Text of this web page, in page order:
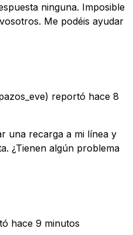
ninguna. Imposible
Me podéis ayudar
reportó hace 8
una recarga a mi línea y
¿Tienen algún problema
hace 9 minutos